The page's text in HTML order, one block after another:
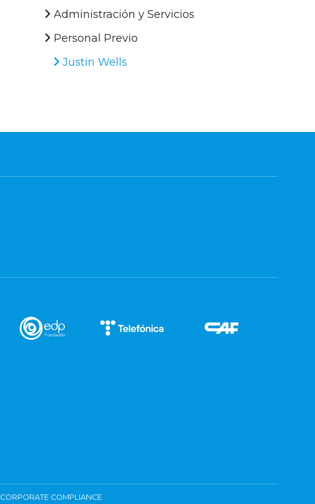
Administración y Servicios
Personal Previo
Justin Wells
CORPORATE COMPLIANCE